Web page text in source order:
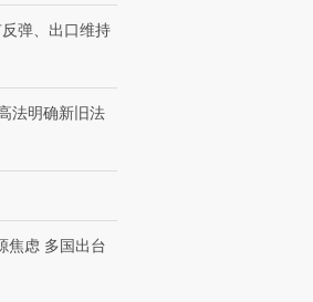
弹、出口维持
法明确新旧法
焦虑 多国出台